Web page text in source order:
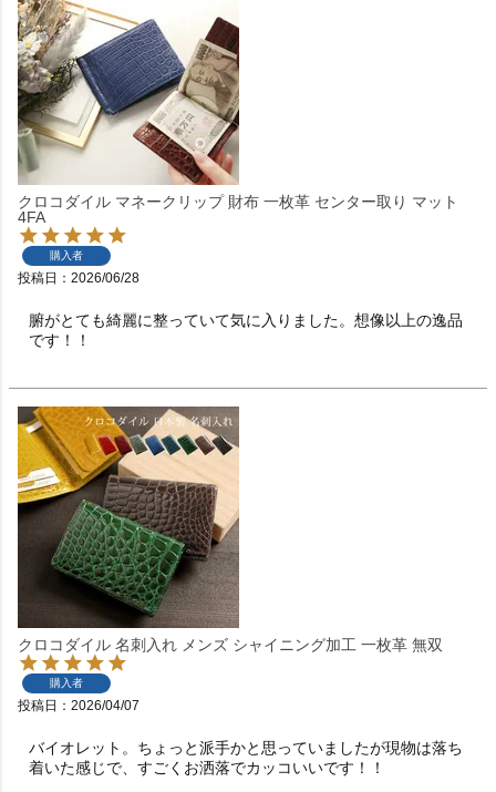
クロコダイル マネークリップ 財布 一枚革 センター取り マット
4FA
購入者
投稿日 2026/06/28
腑がとても綺麗に整っていて気に入りました。想像以上の逸品
です！！
クロコダイル 名刺入れ メンズ シャイニング加工 一枚革 無双
購入者
投稿日 2026/04/07
バイオレット。ちょっと派手かと思っていましたが現物は落ち
着いた感じで、すごくお洒落でカッコいいです！！